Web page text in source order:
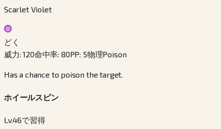
Scarlet Violet
どく
威力:120命中率: 80PP: 5物理Poison
Has a chance to poison the target.
ホイールスピン
Lv.46で習得